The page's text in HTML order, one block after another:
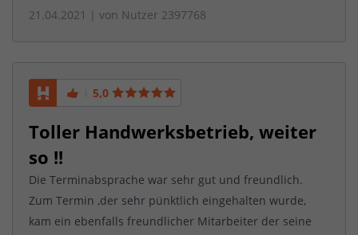
21.04.2021 | von Nutzer 2397768
5,0
Toller Handwerksbetrieb, weiter
so !!
Die Terminabsprache war sehr gut und freundlich.
Zum Termin ,der sehr pünktlich eingehalten wurde,
kam ein ebenfalls freundlicher Mitarbeiter der seine